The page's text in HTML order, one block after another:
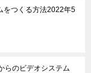
をつくる方法2022年5
らのビデオシステム